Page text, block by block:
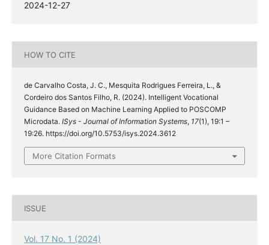
2024-12-27
HOW TO CITE
de Carvalho Costa, J. C., Mesquita Rodrigues Ferreira, L., &
Cordeiro dos Santos Filho, R. (2024). Intelligent Vocational
Guidance Based on Machine Learning Applied to POSCOMP
Microdata. ISys - Journal of Information Systems, 17(1), 19:1 –
19:26. https://doi.org/10.5753/isys.2024.3612
More Citation Formats
ISSUE
Vol. 17 No. 1 (2024)